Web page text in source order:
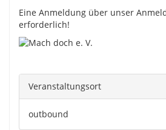
Eine Anmeldung über unser
erforderlich!
Veranstaltungsort
outbound